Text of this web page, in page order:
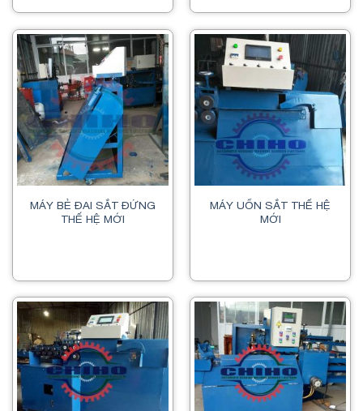
MÁY BẺ ĐAI SẮT ĐỨNG
THẾ HỆ MỚI
MÁY UỐN SẮT THẾ HỆ
MỚI